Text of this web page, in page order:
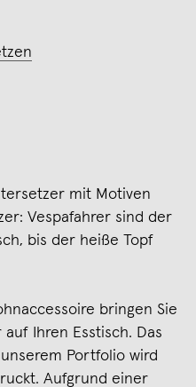
mit Motiven
Vespafahrer sind der
bis der heiße Topf
bringen Sie
Ihren Esstisch. Das
Portfolio wird
Aufgrund einer